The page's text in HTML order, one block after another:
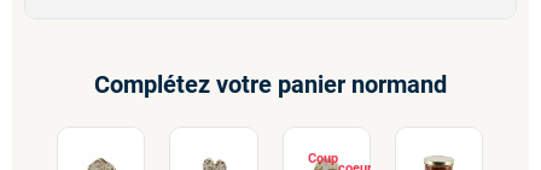
Complétez votre panier normand
Coup